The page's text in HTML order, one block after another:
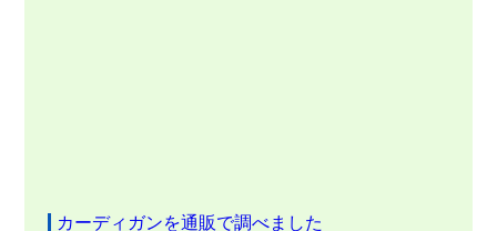
カーディガンを通販で調べました